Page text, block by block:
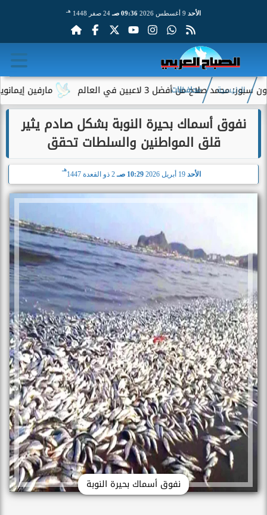
الأحد 09:36 صـ 24 صفر 1448 هـ
مارفين إيمانويل.. أفضل 3 لاعبين في العالم
الرئيسية محافظات
نفوق أسماك بحيرة النوبة بشكل صادم يثير
قلق المواطنين والسلطات تحقق
الأحد 19 أبريل 2026 10:29 صـ 2 ذو القعدة 1447
هـ
نفوق أسماك بحيرة النوبة